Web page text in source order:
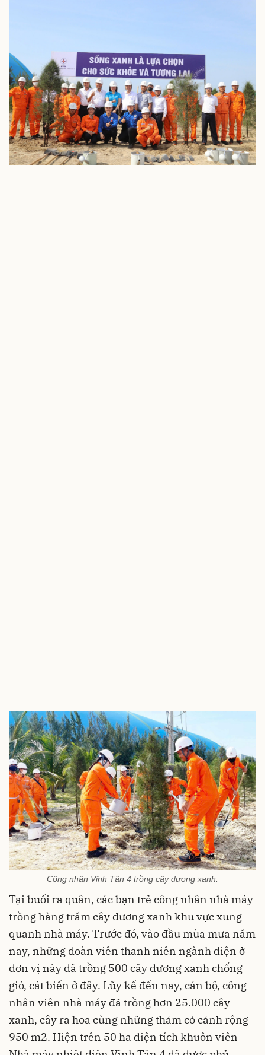
Công nhân Vĩnh Tân 4 trồng cây dương xanh.
Tại buổi ra quân, các bạn trẻ công nhân nhà máy
trồng hàng trăm cây dương xanh khu vực xung
quanh nhà máy. Trước đó, vào đầu mùa mưa năm
nay, những đoàn viên thanh niên ngành điện ở
đơn vị này đã trồng 500 cây dương xanh chống
gió, cát biển ở đây. Lũy kế đến nay, cán bộ, công
nhân viên nhà máy đã trồng hơn 25.000 cây
xanh, cây ra hoa cùng những thảm cỏ cảnh rộng
950 m2. Hiện trên 50 ha diện tích khuôn viên